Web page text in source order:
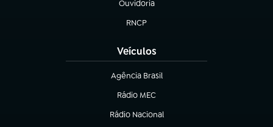
Ouvidoria
(abre em nova aba)
RNCP
(abre em nova aba)
Veículos
Agência Brasil
(abre em nova aba)
Rádio MEC
(abre em nova aba)
Rádio Nacional